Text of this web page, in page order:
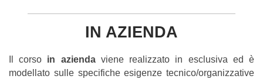
IN AZIENDA
Il corso in aziendaviene realizzato in esclusiva ed è
modellato sulle specifiche esigenze tecnico/organizzative